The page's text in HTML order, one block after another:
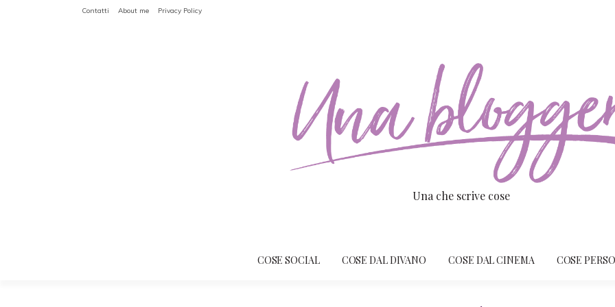
Contatti About me Privacy Policy
Una che scrive cose
COSE SOCIAL COSE DAL DIVANO COSE DAL CINEMA COSE